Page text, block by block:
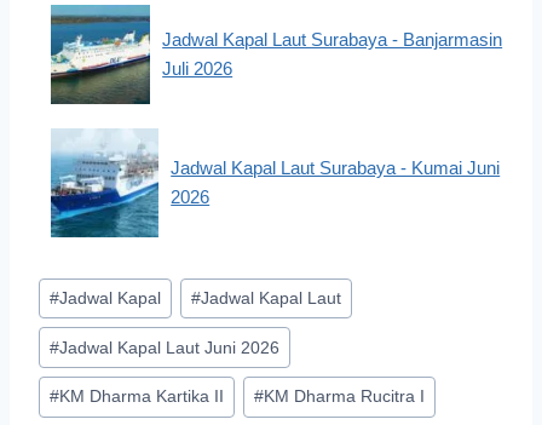
Jadwal Kapal Laut Surabaya - Banjarmasin
Juli 2026
Jadwal Kapal Laut Surabaya - Kumai Juni
2026
Post
Tags:
#Jadwal Kapal #Jadwal Kapal Laut
#Jadwal Kapal Laut Juni 2026
#KM Dharma Kartika II #KM Dharma Rucitra I